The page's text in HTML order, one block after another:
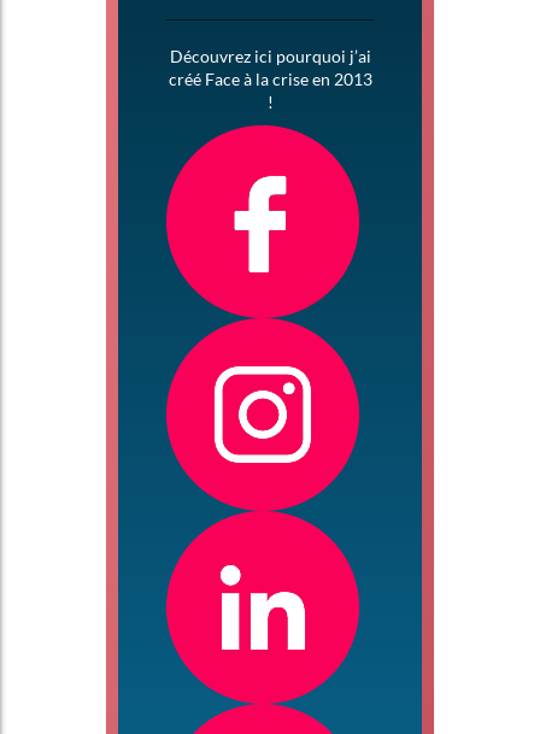
Découvrez ici pourquoi j’ai
créé Face à la crise en 2013
!